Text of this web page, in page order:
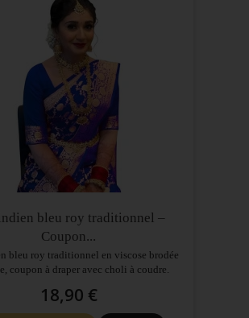
bleu roy traditionnel –
Coupon...
bleu roy traditionnel en viscose brodée
coupon à draper avec choli à coudre.
18,90 €